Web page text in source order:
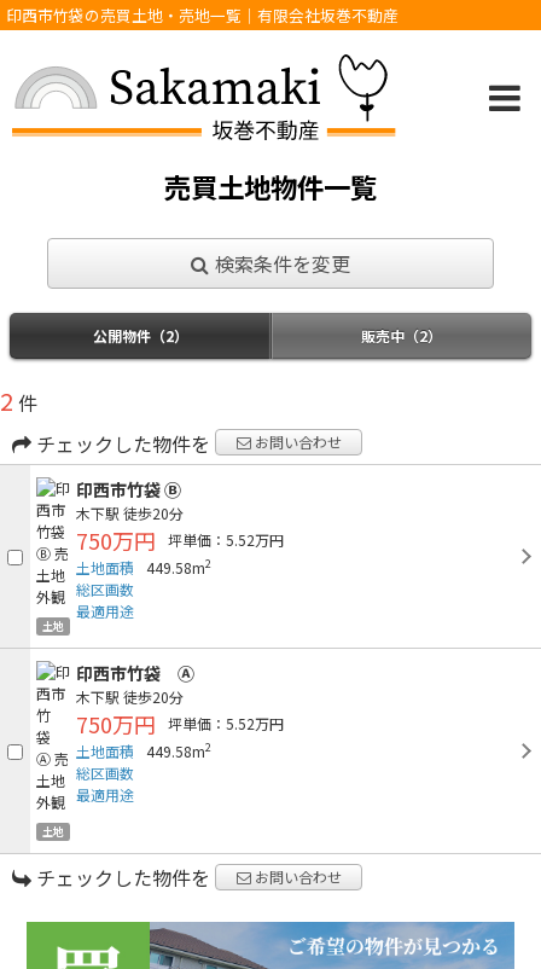
印西市竹袋の売買土地・売地一覧｜有限会社坂巻不動産
売買土地物件一覧
検索条件を変更
公開物件（2） 販売中（2）
2 件
チェックした物件を
お問い合わせ
土地
印西市竹袋 Ⓑ
木下駅 徒歩20分
750万円
坪単価：5.52万円
土地面積
449.58m2
総区画数
最適用途
土地
印西市竹袋 Ⓐ
木下駅 徒歩20分
750万円
坪単価：5.52万円
土地面積
449.58m2
総区画数
最適用途
チェックした物件を お問い合わせ